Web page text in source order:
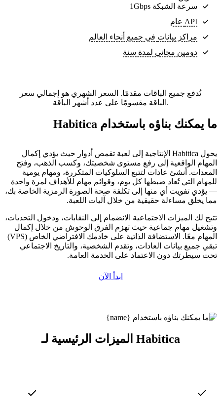
سرعة الشبكة 1Gbps
API عام
مراكز بيانات في جميع أنحاء العالم
دومين مجاني لمدة سنة
تُدفع جميع الباقات مقدمًا. السعر الشهري هو إجمالي سعر
الباقة مقسومًا على عدد أشهر الباقة.
ما يمكنك بناؤه باستخدام Habitica
يحول Habitica الإنتاجية إلى لعبة تقمص أدوار حيث يؤدي إكمال
المهام الواقعية إلى رفع مستوى شخصيتك، وكسب الذهب، وفتح
المعدات. أنشئ عادات لتتبع السلوكيات المتكررة، ومهام يومية
للمهام التي تُعاد ضبطها كل يوم، وقوائم مهام للأهداف لمرة واحدة
— يؤدي تفويت أي منها إلى تكلفة صحة الصورة الرمزية الخاصة بك،
مما يخلق مساءلة حقيقية من خلال آليات اللعبة.
تتيح لك الميزات الاجتماعية الانضمام إلى النقابات، ودخول التحديات،
وتشغيل مهام جماعية حيث تهزم الفرق الوحوش من خلال إكمال
المهام معًا. الاستضافة الذاتية على خادمك الافتراضي الخاص (VPS)
تبقي جميع بيانات العادات، وتقدم الشخصية، والتاريخ الاجتماعي
تحت سيطرتك دون الاعتماد على الخدمة العامة.
ابدأ الآن
الميزات الرئيسية لـ Habitica